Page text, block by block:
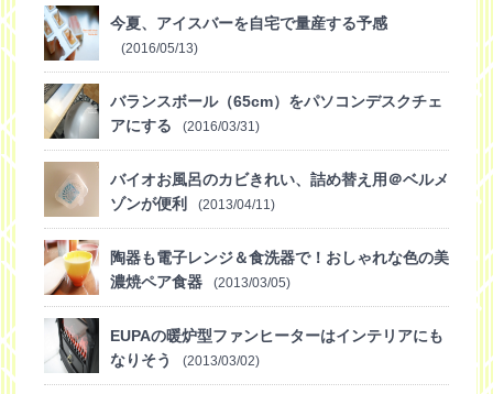
今夏、アイスバーを自宅で量産する予感
(2016/05/13)
バランスボール（65cm）をパソコンデスクチェ
アにする
(2016/03/31)
バイオお風呂のカビきれい、詰め替え用＠ベルメ
ゾンが便利
(2013/04/11)
陶器も電子レンジ＆食洗器で！おしゃれな色の美
濃焼ペア食器
(2013/03/05)
EUPAの暖炉型ファンヒーターはインテリアにも
なりそう
(2013/03/02)